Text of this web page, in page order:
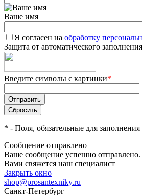
Ваше имя
Я согласен на обработку
Защита от автоматического заполнения
Введите символы с картинки*
* - Поля, обязательные для заполнения
Сообщение отправлено
Ваше сообщение успешно
Вами свяжется наш специалист
Закрыть окно
shop@prosantexniky.ru
Санкт-Петербург